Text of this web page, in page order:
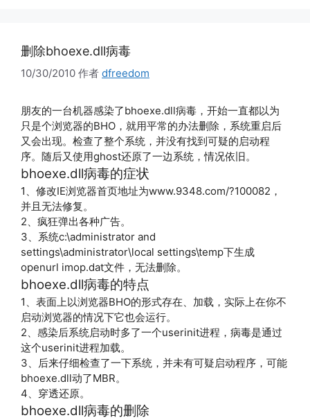
删除bhoexe.dll病毒
10/30/2010 作者 dfreedom
朋友的一台机器感染了bhoexe.dll病毒，开始一直都以为
只是个浏览器的BHO，就用平常的办法删除，系统重启后
又会出现。检查了整个系统，并没有找到可疑的启动程
序。随后又使用ghost还原了一边系统，情况依旧。
bhoexe.dll病毒的症状
1、修改IE浏览器首页地址为www.9348.com/?100082，
并且无法修复。
2、疯狂弹出各种广告。
3、系统c:\administrator and
settings\administrator\local settings\temp下生成
openurl imop.dat文件，无法删除。
bhoexe.dll病毒的特点
1、表面上以浏览器BHO的形式存在、加载，实际上在你不
启动浏览器的情况下它也会运行。
2、感染后系统启动时多了一个userinit进程，病毒是通过
这个userinit进程加载。
3、后来仔细检查了一下系统，并未有可疑启动程序，可能
bhoexe.dll动了MBR。
4、穿透还原。
bhoexe.dll病毒的删除